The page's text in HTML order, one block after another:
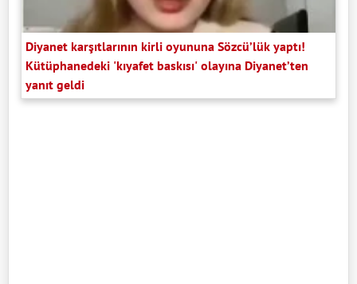
Diyanet karşıtlarının kirli oyununa Sözcü’lük yaptı!
Kütüphanedeki 'kıyafet baskısı' olayına Diyanet’ten
yanıt geldi